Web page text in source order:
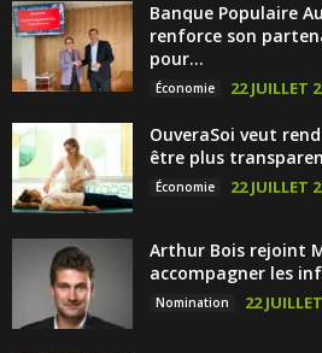
Banque Populaire
renforce son
pour...
Économie 22 JUILLET
OuveraSoi veut
être plus
Économie 22 JUILLET
Arthur Bois rejoint
accompagner les
Nomination 22